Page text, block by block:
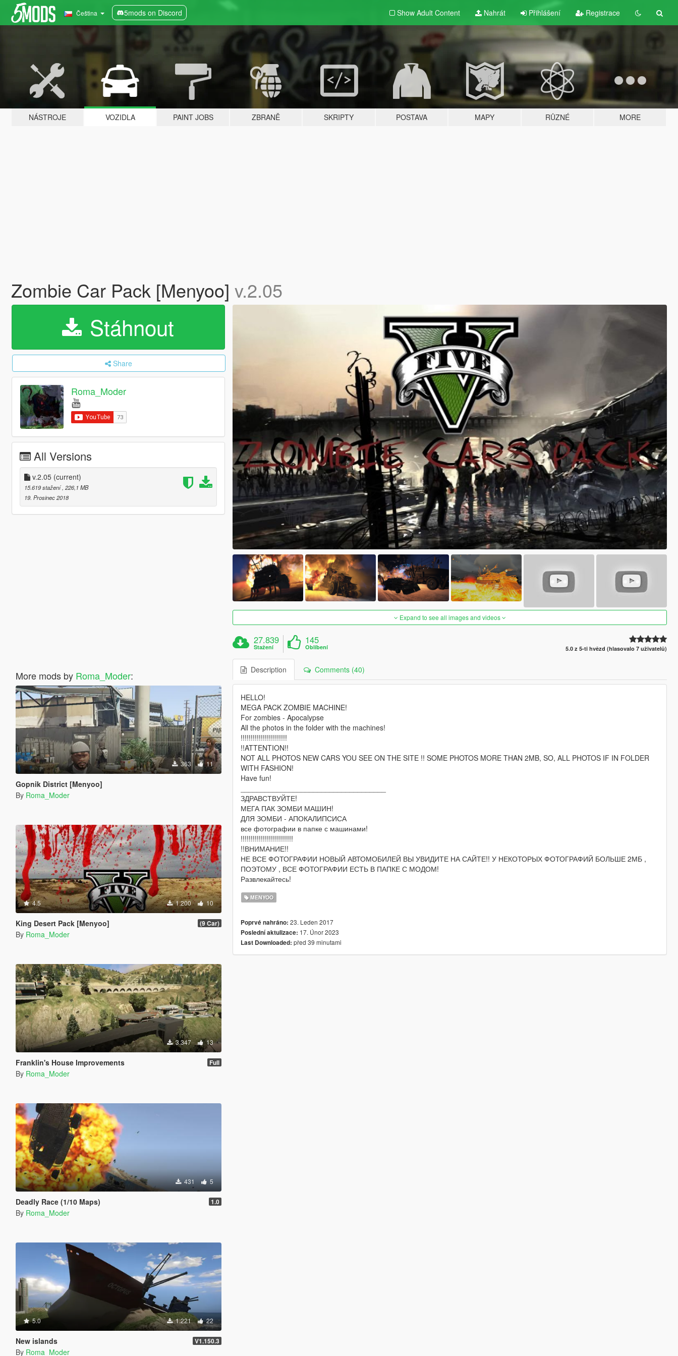
Čeština 5mods on Discord Show Adult Content Nahrát Přihlášení Registrace
NÁSTROJE VOZIDLA PAINT JOBS ZBRANĚ SKRIPTY POSTAVA MAPY RŮZNÉ MORE
Zombie Car Pack [Menyoo] v.2.05
Stáhnout
Share
Roma_Moder
All Versions
v.2.05 (current)
15.619 stažení , 226,1 MB
19. Prosinec 2018
More mods by Roma_Moder:
363 11
Gopnik District [Menyoo]
By Roma_Moder
4.5 1.200 10
King Desert Pack [Menyoo] (9 Car)
By Roma_Moder
3.347 13
Franklin's House Improvements Full
By Roma_Moder
431 5
Deadly Race (1/10 Maps) 1.0
By Roma_Moder
5.0 1.221 22
New islands V1.150.3
By Roma_Moder
Expand to see all images and videos
27.839
Stažení
145
Oblíbení 5.0 z 5-ti hvězd (hlasovalo 7 uživatelů)
Description Comments (40)
HELLO!
MEGA PACK ZOMBIE MACHINE!
For zombies - Apocalypse
All the photos in the folder with the machines!
!!!!!!!!!!!!!!!!!!!!!!!
!!ATTENTION!!
NOT ALL PHOTOS NEW CARS YOU SEE ON THE SITE !! SOME PHOTOS MORE THAN 2MB, SO, ALL PHOTOS IF IN FOLDER
WITH FASHION!
Have fun!
ЗДРАВСТВУЙТЕ!
МЕГА ПАК ЗОМБИ МАШИН!
ДЛЯ ЗОМБИ - АПОКАЛИПСИСА
все фотографии в папке с машинами!
!!!!!!!!!!!!!!!!!!!!!!!!!!
!!ВНИМАНИЕ!!
НЕ ВСЕ ФОТОГРАФИИ НОВЫЙ АВТОМОБИЛЕЙ ВЫ УВИДИТЕ НА САЙТЕ!! У НЕКОТОРЫХ ФОТОГРАФИЙ БОЛЬШЕ 2МБ ,
ПОЭТОМУ , ВСЕ ФОТОГРАФИИ ЕСТЬ В ПАПКЕ С МОДОМ!
Развлекайтесь!
MENYOO
Poprvé nahráno: 23. Leden 2017
Poslední aktulizace: 17. Únor 2023
Last Downloaded: před 39 minutami